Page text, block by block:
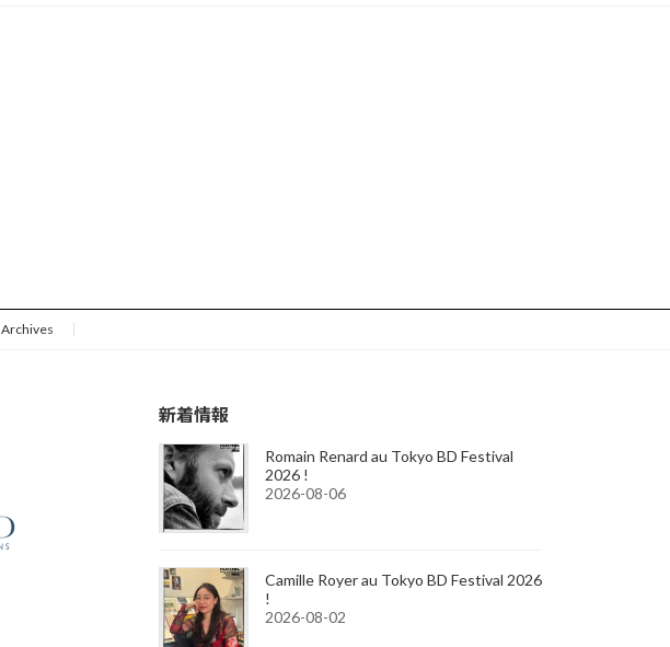
Archives
新着情報
Romain Renard au Tokyo BD Festival
2026 !
2026-08-06
Camille Royer au Tokyo BD Festival 2026
!
2026-08-02